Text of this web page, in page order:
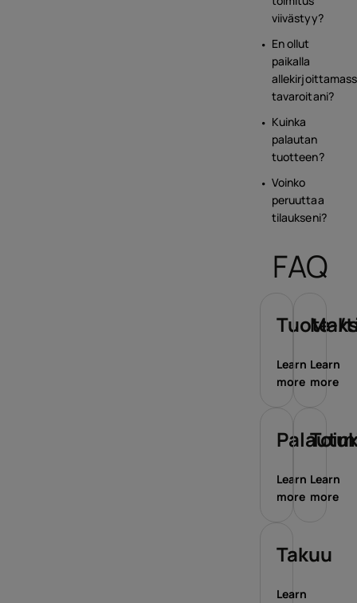
viivästyy?
En ollut
paikalla
tavaroitani?
Kuinka
palautan
tuotteen?
Voinko
peruuttaa
tilaukseni?
FAQ
Tuote-/
Learn
more
Learn
more
Learn
more
Learn
more
Takuu
Learn